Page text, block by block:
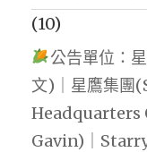
(10)
公告單位：
文)｜星鷹集團
Headquarters
Gavin)｜